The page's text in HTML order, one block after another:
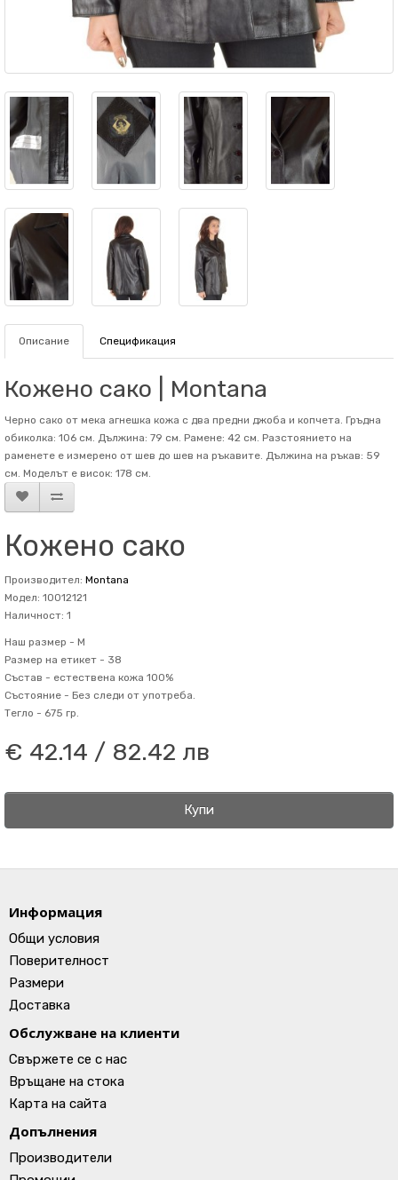
Описание Спецификация
Кожено сако | Montana
Черно сако от мека агнешка кожа с два предни джоба и копчета. Гръдна
обиколка: 106 см. Дължина: 79 см. Рамене: 42 см. Разстоянието на
раменете е измерено от шев до шев на ръкавите. Дължина на ръкав: 59
см. Mоделът е висок: 178 см.
Кожено сако
Производител: Montana
Модел: 10012121
Наличност: 1
Наш размер - M
Размер на етикет - 38
Състав - естествена кожа 100%
Състояние - Без следи от употреба.
Тегло - 675 гр.
€ 42.14 / 82.42 лв
Купи
Информация
Общи условия
Поверителност
Размери
Доставка
Обслужване на клиенти
Свържете се с нас
Връщане на стока
Карта на сайта
Допълнения
Производители